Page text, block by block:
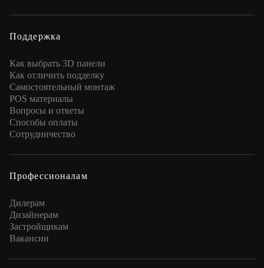
Поддержка
Как выбрать 3D панели
Как отличить подделку
Самостоятельный монтаж
POS материалы
Вопросы и ответы
Способы оплаты
Сотрудничество
Профессионалам
Дилерам
Дизайнерам
Застройщикам
Вакансии